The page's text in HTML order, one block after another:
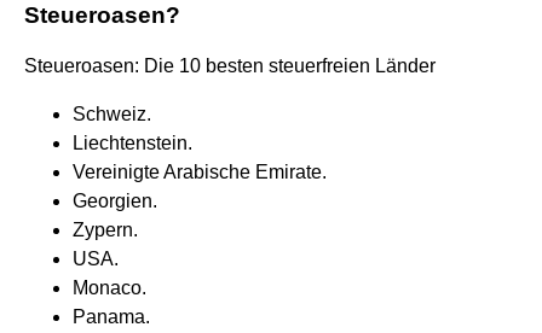
Steueroasen?
Steueroasen: Die 10 besten steuerfreien Länder
Schweiz.
Liechtenstein.
Vereinigte Arabische Emirate.
Georgien.
Zypern.
USA.
Monaco.
Panama.